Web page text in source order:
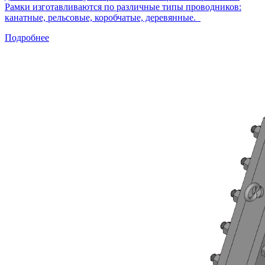
Рамки изготавливаются по различные типы проводников:
канатные, рельсовые, коробчатые, деревянные.
Подробнее